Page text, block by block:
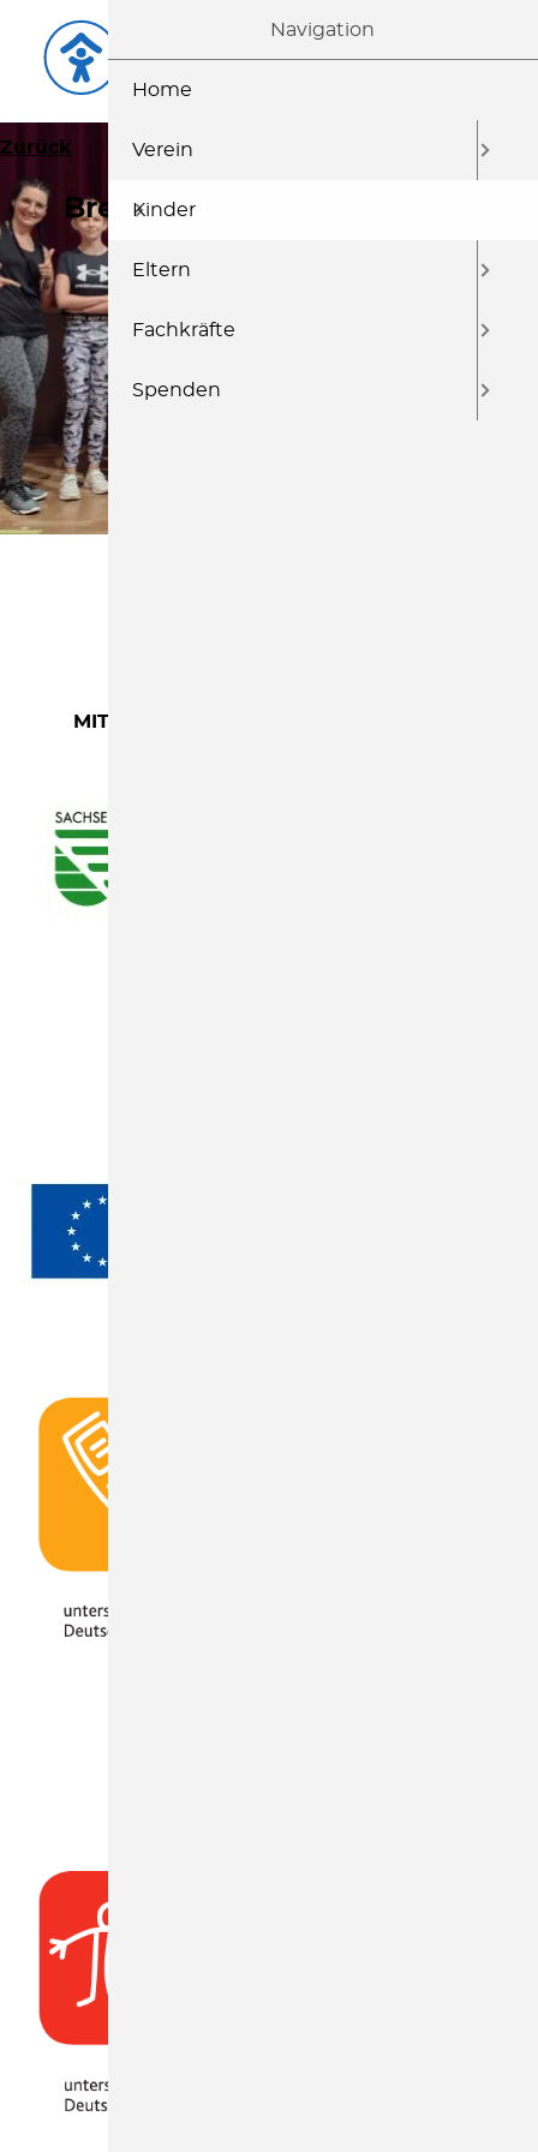
Breakedance Ferienprojekt
Zurück Vorwärts
MIT FREUNDLICHER UNTERSTÜTZUNG
Navigation
Home
Verein
Kinder
Eltern
Fachkräfte
Spenden